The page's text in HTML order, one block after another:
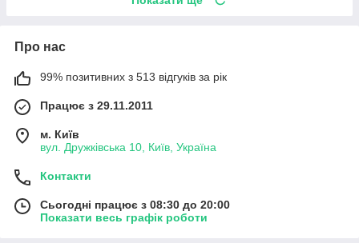
Про нас
99% позитивних з 513 відгуків за рік
Працює з 29.11.2011
м. Київ
вул. Дружківська 10, Київ, Україна
Контакти
Сьогодні працює з 08:30 до 20:00
Показати весь графік роботи